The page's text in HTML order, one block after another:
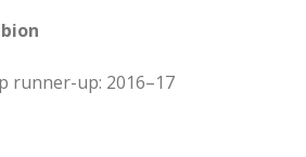
runner-up: 2016–17